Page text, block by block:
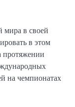
мира в своей
в этом
протяжении
на чемпионатах